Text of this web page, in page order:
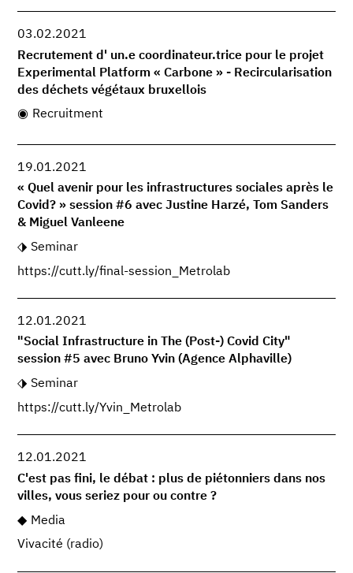
03.02.2021
Recrutement d' un.e coordinateur.trice pour le projet
Experimental Platform « Carbone » - Recircularisation
des déchets végétaux bruxellois
Recruitment
19.01.2021
« Quel avenir pour les infrastructures sociales après le
Covid? » session #6 avec Justine Harzé, Tom Sanders
& Miguel Vanleene
Seminar
https://cutt.ly/final-session_Metrolab
12.01.2021
"Social Infrastructure in The (Post-) Covid City"
session #5 avec Bruno Yvin (Agence Alphaville)
Seminar
https://cutt.ly/Yvin_Metrolab
12.01.2021
C'est pas fini, le débat : plus de piétonniers dans nos
villes, vous seriez pour ou contre ?
Media
Vivacité (radio)